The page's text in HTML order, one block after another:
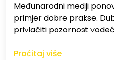
Međunarodni mediji
primjer dobre prakse.
privlačiti pozornost
Pročitaj više